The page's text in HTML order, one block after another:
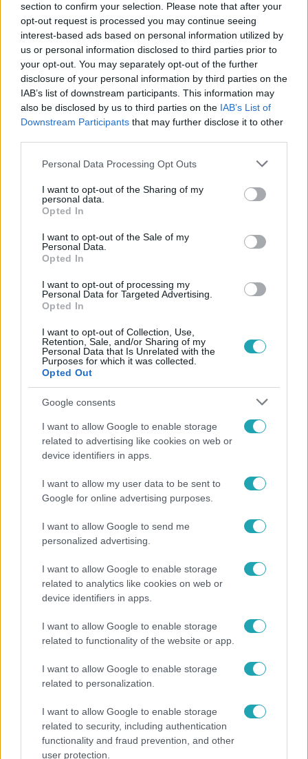
section to confirm your selection. Please note that after your
opt-out request is processed you may continue seeing
interest-based ads based on personal information utilized by
us or personal information disclosed to third parties prior to
your opt-out. You may separately opt-out of the further
disclosure of your personal information by third parties on the
IAB’s list of downstream participants. This information may
also be disclosed by us to third parties on the IAB’s List of
Downstream Participants that may further disclose it to other
Please note that this website/app uses one or more Google
not limited to your visit or usage behaviour. You may click to
grant or deny consent to Google and its third-party tags to
use your data for below specified purposes in below Google
consent section.
Personal Data Processing Opt Outs
I want to opt-out of the Sharing of my
personal data.
Opted In
I want to opt-out of the Sale of my
Personal Data.
Opted In
I want to opt-out of processing my
Personal Data for Targeted Advertising.
Opted In
I want to opt-out of Collection, Use,
Retention, Sale, and/or Sharing of my
Personal Data that Is Unrelated with the
Purposes for which it was collected.
Opted Out
Google consents
I want to allow Google to enable storage
related to advertising like cookies on web or
device identifiers in apps.
I want to allow my user data to be sent to
Google for online advertising purposes.
I want to allow Google to send me
personalized advertising.
I want to allow Google to enable storage
related to analytics like cookies on web or
device identifiers in apps.
I want to allow Google to enable storage
related to functionality of the website or app.
I want to allow Google to enable storage
related to personalization.
I want to allow Google to enable storage
related to security, including authentication
functionality and fraud prevention, and other
user protection.
#KÜLFÖLD #VLAGYIMIR PUTYIN
#URSULA VON DER LEYEN # ANTÓNIO GUTERRES
Népszerű
Ez a 3 népszerű kerti növény akár az ingatlanod
értékét is csökkentheti
Veréb Tamás és felesége nagy bejelentést tettek